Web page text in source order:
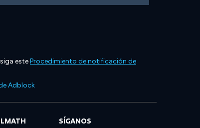
esteProcedimiento de notificación de
Adblock
SÍGANOS